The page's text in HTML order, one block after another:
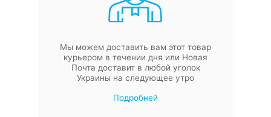
Мы можем доставить вам этот товар
курьером в течении дня или Новая
Почта доставит в любой уголок
Украины на следующее утро
Подробней